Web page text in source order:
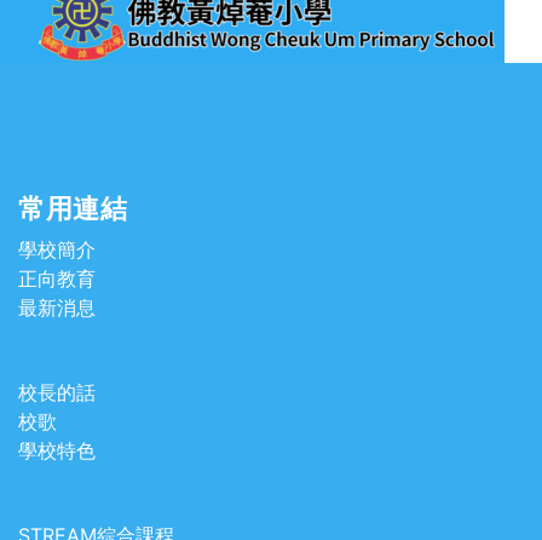
常用連結
學校簡介
正向教育
最新消息
校長的話
校歌
學校特色